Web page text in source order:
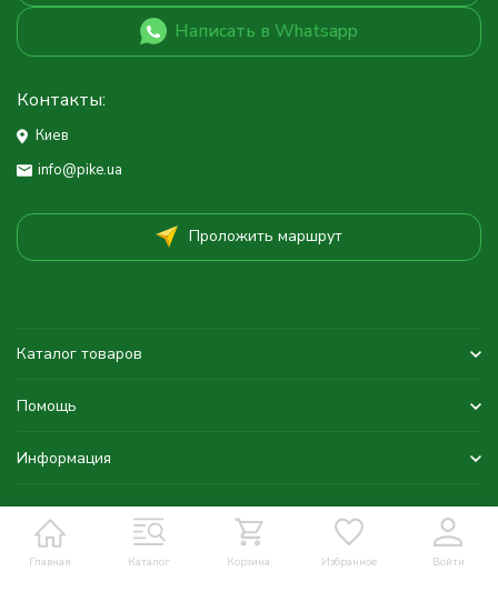
Главная Каталог Корзина Избранное Войти
Написать в Whatsapp
Контакты:
Киев
info@pike.ua
Проложить маршрут
Каталог товаров
Помощь
Информация